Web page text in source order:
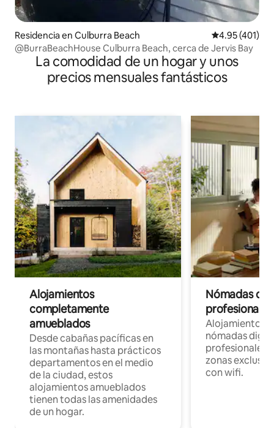
Residencia en Culburra Beach Calificación
4.95 (401)
@BurraBeachHouse Culburra Beach, cerca de Jervis Bay
La comodidad de un hogar y unos
precios mensuales fantásticos
Alojamientos
completamente
amueblados
Desde cabañas pacíficas en
las montañas hasta prácticos
departamentos en el medio
de la ciudad, estos
alojamientos amueblados
tienen todas las amenidades
de un hogar.
Nómadas
Alojamientos
nómadas
profesionales
zonas
con wifi.